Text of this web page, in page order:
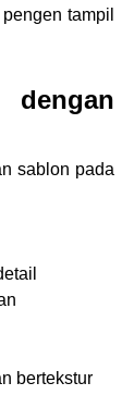
tampil
sablon pada
bertekstur